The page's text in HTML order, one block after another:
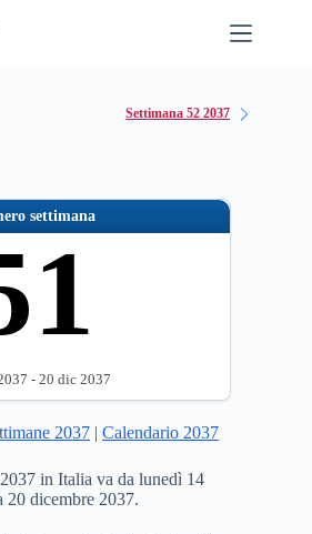
Settimana 52 2037
settimana
- 20 dic 2037
2037 |Calendario 2037
in Italia va da lunedì 14
20 dicembre 2037.